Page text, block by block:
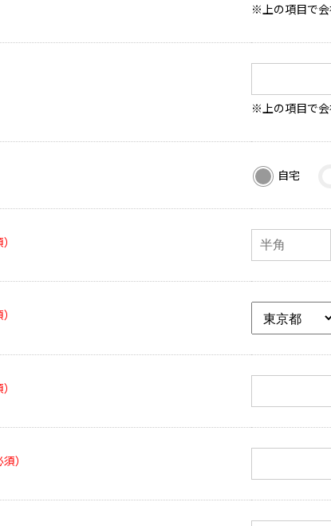
※上の項目で会
※上の項目で会
自宅